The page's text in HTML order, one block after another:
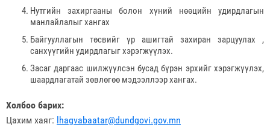
Нутгийн захиргааны болон хүний нөөцийн удирдлагын
манлайлалыг хангах
Байгууллагын төсвийг үр ашигтай захиран зарцуулах ,
санхүүгийн удирдлагыг хэрэгжүүлэх.
Засаг даргаас шилжүүлсэн бусад бүрэн эрхийг хэрэгжүүлэх,
шаардлагатай зөвлөгөө мэдээллээр хангах.
Холбоо барих:
Цахим хаяг: lhagvabaatar@dundgovi.gov.mn